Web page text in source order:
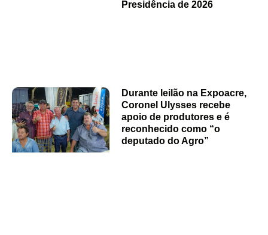
Presidência de 2026
Durante leilão na Expoacre,
Coronel Ulysses recebe
apoio de produtores e é
reconhecido como “o
deputado do Agro”